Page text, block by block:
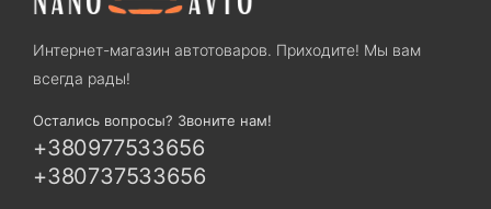
Интернет-магазин автотоваров. Приходите! Мы вам
всегда рады!
Остались вопросы? Звоните нам!
+380977533656
+380737533656